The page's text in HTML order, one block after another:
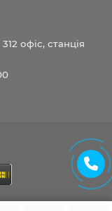
офіс, станція